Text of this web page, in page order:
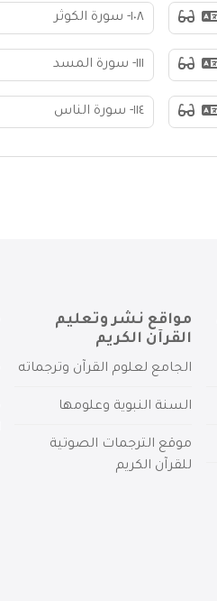
١٠٨- سورة الكوثر
١١١- سورة المسد
١١٤- سورة الناس
مواقع نشر وتعليم
القرآن الكريم
الجامع لعلوم القرآن وترجماته
السنة النبوية وعلومها
موقع الترجمات الصوتية
للقرآن الكريم